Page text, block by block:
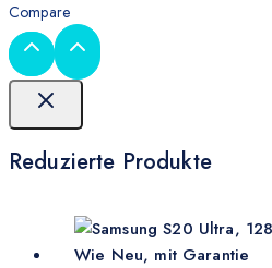
Compare
Reduzierte Produkte